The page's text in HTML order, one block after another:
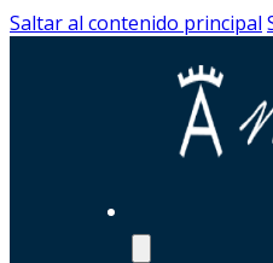
Saltar al contenido principal